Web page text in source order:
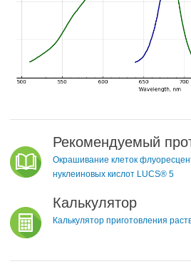
Рекомендуемый
Окрашивание клеток
нуклеиновых кислот LUCS® 5
Калькулятор
Калькулятор приготовления